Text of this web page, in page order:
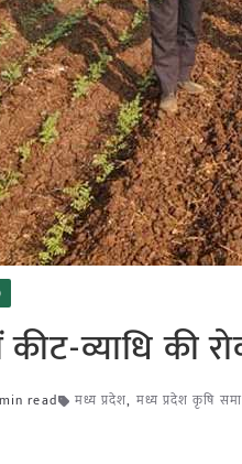
व्याधि की
read मध्य प्रदेश, मध्य प्रदेश कृषि